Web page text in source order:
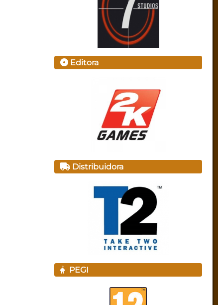
Editora
Distribuidora
PEGI